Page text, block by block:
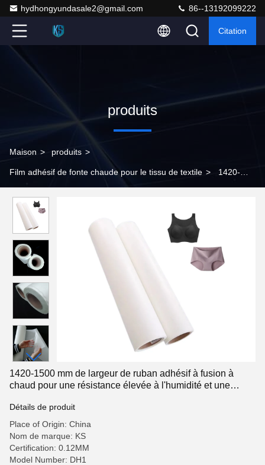
hydhongyundasale2@gmail.com 86--13192099222
Citation
produits
Maison > produits >
Film adhésif de fonte chaude pour le tissu de textile > 1420-
résistance élevée à l'humidité et une résistance élevée à la
pellicule
1420-1500 mm de largeur de ruban adhésif à fusion à
chaud pour une résistance élevée à l'humidité et une
Détails de produit
Place of Origin: China
Nom de marque: KS
Certification: 0.12MM
Model Number: DH1